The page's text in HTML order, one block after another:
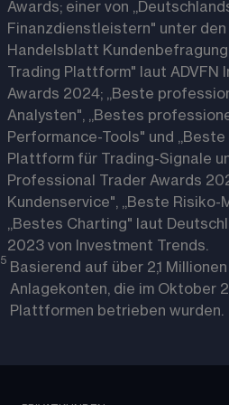
Awards; einer von
Finanzdienstleistern" unter
Handelsblatt
Trading Plattform" laut ADVFN
Awards 2024; „Beste
Analysten", „Bestes
Performance-Tools" und
Plattform für Trading-Signale
Professional Trader Awards
Kundenservice", „Beste Risiko-
„Bestes Charting" laut
2023 von Investment Trends.
5 Basierend auf über 2,1
Anlagekonten, die im Oktober
Plattformen betrieben wurden.